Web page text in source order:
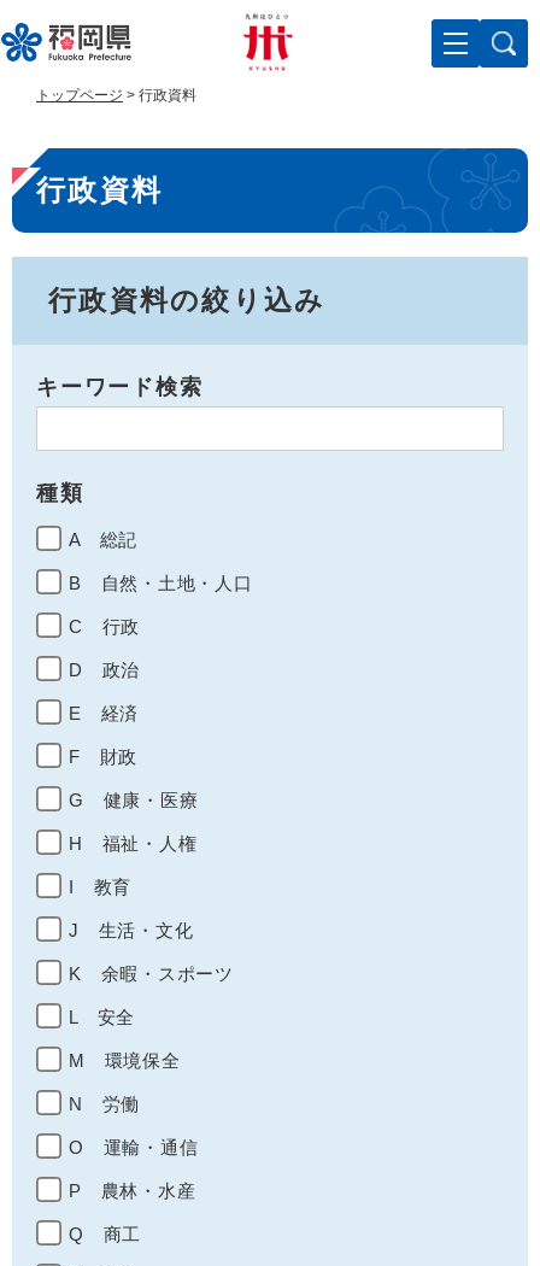
ー
ジ
で
す
ニ
ュ
ば
し
トップページ > 行政資料
本
文
行政資料
行政資料の絞り込み
キーワード検索
種類
A 総記
B 自然・土地・人口
C 行政
D 政治
E 経済
F 財政
G 健康・医療
H 福祉・人権
I 教育
J 生活・文化
K 余暇・スポーツ
L 安全
M 環境保全
N 労働
O 運輸・通信
P 農林・水産
Q 商工